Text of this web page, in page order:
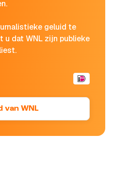
geluid te
u dat WNL zijn publieke
van WNL